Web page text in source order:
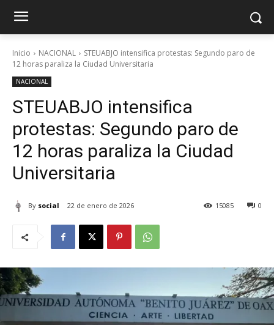
Inicio NACIONAL
STEUABJO intensifica protestas: Segundo paro de
12 horas paraliza la Ciudad Universitaria
NACIONAL
STEUABJO intensifica
protestas: Segundo paro de
12 horas paraliza la Ciudad
Universitaria
By social 22 de enero de 2026 0
15085